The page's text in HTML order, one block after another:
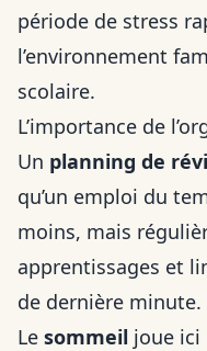
période de stress
l’environnement
scolaire.
L’importance de
Un planning de
qu’un emploi du
moins, mais
apprentissages et
de dernière minute.
Le sommeil joue ici